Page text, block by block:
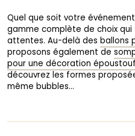
Quel que soit votre
gamme complète de choix
attentes. Au-delà des ballons
proposons également de
pour une décoration
découvrez les formes
même bubbles…